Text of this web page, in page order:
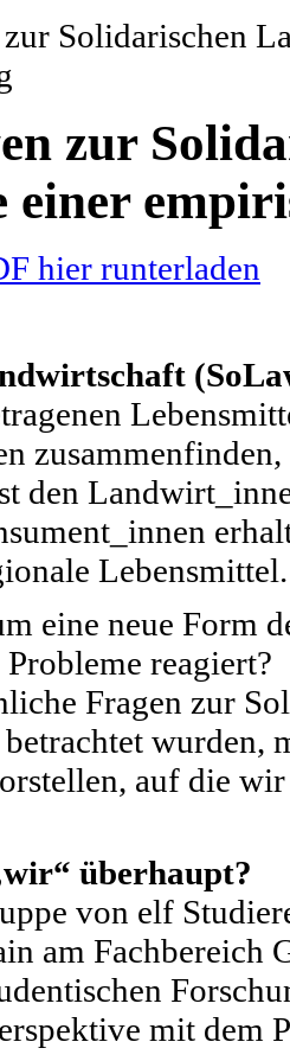
Solidarischen
zur
einer
hier runterladen
den
Lebensmittel.
eine neue Form
reagiert?
Fragen zur
wurden,
auf die
überhaupt?
von elf
am Fachbereich
mit dem